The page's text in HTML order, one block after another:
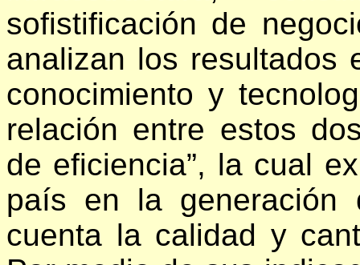
sofistificación de
analizan los resultados
conocimiento y
relación entre estos
de eficiencia”, la cual
país en la
cuenta la calidad y